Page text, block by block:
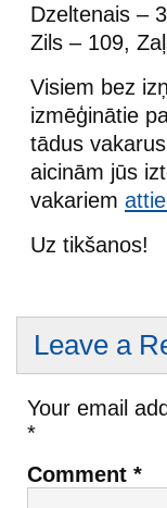
Dzeltenais –
Zils – 109,
Visiem bez
izmēģinātie
tādus
aicinām jūs
vakariem
Uz tikšanos!
Leave a
Your email
*
Comment *